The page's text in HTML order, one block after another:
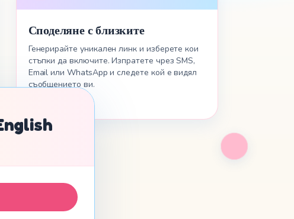
Споделяне с близките
Генерирайте уникален линк и изберете кои
стъпки да включите. Изпратете чрез SMS,
Email или WhatsApp и следете кой е видял
съобщението ви.